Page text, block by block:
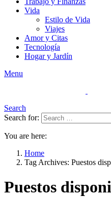
Vida
Estilo de Vida
Viajes
Amor y Citas
Tecnología
Hogar y Jardín
Menu
Search
Search for:
You are here:
Home
Tag Archives: Puestos
Puestos